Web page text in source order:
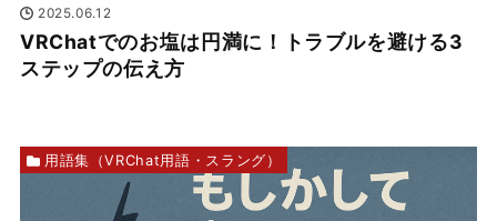
2025.06.12
VRChatでのお塩は円満に！トラブルを避ける3
ステップの伝え方
用語集（VRChat用語・スラング）